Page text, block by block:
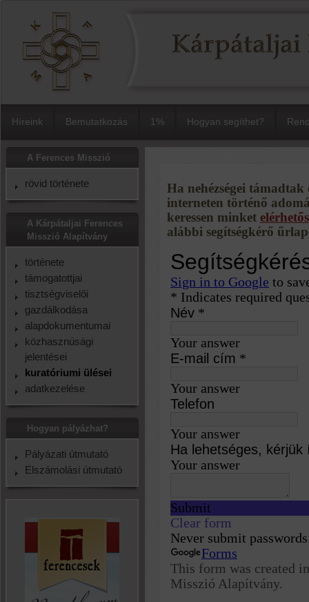
Híreink Bemutatkozás 1% Hogyan segíthet?
A Ferences Misszió
rövid története
A Kárpátaljai Ferences
Misszió Alapítvány
története
támogatottjai
tisztségviselői
gazdálkodása
alapdokumentumai
közhasznúsági
jelentései
kuratóriumi ülései
adatkezelése
Hogyan pályázhat?
Pályázati útmutató
Elszámolási útmutató
Ha nehézségei támadtak
interneten történő
keressen minket
alábbi segítségkérő